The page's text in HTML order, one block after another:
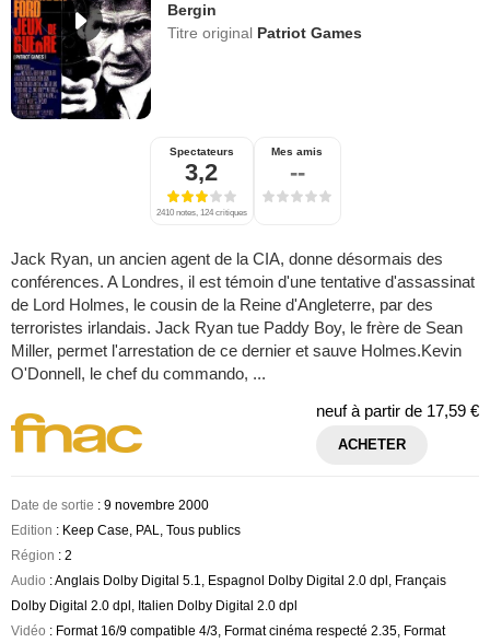
Bergin
Titre original Patriot Games
Spectateurs
3,2
2410 notes, 124 critiques
Mes amis
--
Jack Ryan, un ancien agent de la CIA, donne désormais des
conférences. A Londres, il est témoin d'une tentative d'assassinat
de Lord Holmes, le cousin de la Reine d'Angleterre, par des
terroristes irlandais. Jack Ryan tue Paddy Boy, le frère de Sean
Miller, permet l'arrestation de ce dernier et sauve Holmes.Kevin
O'Donnell, le chef du commando, ...
neuf à partir de 17,59 €
ACHETER
Date de sortie : 9 novembre 2000
Edition : Keep Case, PAL, Tous publics
Région : 2
Audio : Anglais Dolby Digital 5.1, Espagnol Dolby Digital 2.0 dpl, Français
Dolby Digital 2.0 dpl, Italien Dolby Digital 2.0 dpl
Vidéo : Format 16/9 compatible 4/3, Format cinéma respecté 2.35, Format